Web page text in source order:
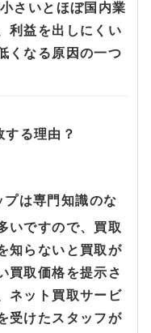
さいとほぼ国内業
利益を出しにくい
くなる原因の一つ
る理由？
は専門知識のな
いですので、買取
知らないと買取が
買取価格を提示さ
ネット買取サービ
受けたスタッフが